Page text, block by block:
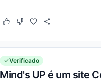
Este cupom funcionou
Este cupom não funcionou
Verificado
Mind's UP é um site